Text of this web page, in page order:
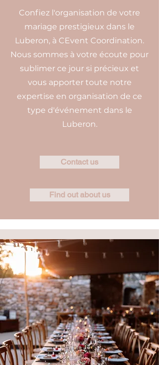
Confiez l'organisation de votre
mariage prestigieux dans le
Luberon, à CEvent Coordination.
Nous sommes à votre écoute pour
sublimer ce jour si précieux et
vous apporter toute notre
expertise en organisation de ce
type d'événement dans le
Luberon.
Contact us
Find out about us